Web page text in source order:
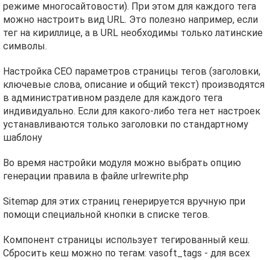
режиме многосайтовости). При этом для каждого тега
можно настроить вид URL. Это полезно например, если
тег на кириллице, а в URL необходимы только латинские
символы.
Настройка СЕО параметров страницы тегов (заголовки,
ключевые слова, описание и общий текст) производятся
в административном разделе для каждого тега
индивидуально. Если для какого-либо тега нет настроек
устанавливаются только заголовки по стандартному
шаблону
Во время настройки модуля можно выбрать опцию
генерации правила в файле urlrewrite.php
Sitemap для этих страниц генерируется вручную при
помощи специальной кнопки в списке тегов.
Компонент страницы использует тегированный кеш.
Сбросить кеш можно по тегам: vasoft_tags - для всех